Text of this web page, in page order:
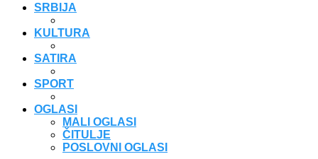
SRBIJA
KULTURA
SATIRA
SPORT
OGLASI
MALI OGLASI
ČITULJE
POSLOVNI OGLASI